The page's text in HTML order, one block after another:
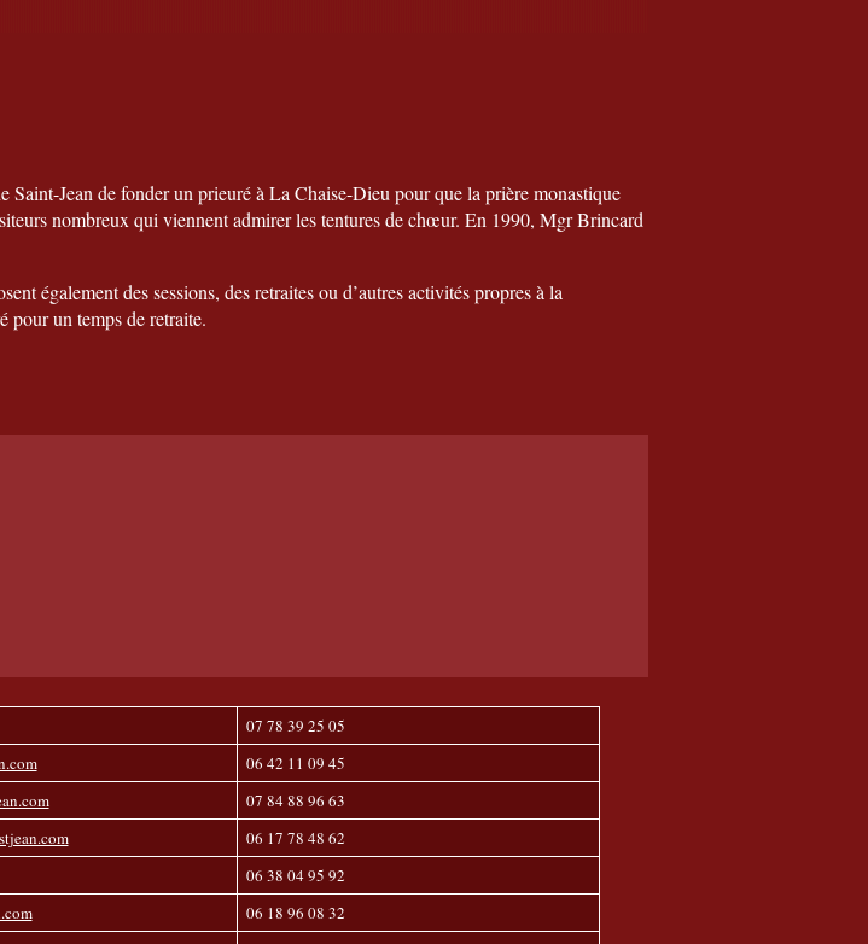
Jean de fonder un prieuré à La Chaise-Dieu pour que la prière monastique
nombreux qui viennent admirer les tentures de chœur. En 1990, Mgr Brincard
également des sessions, des retraites ou d’autres activités propres à la
pour un temps de retraite.
07 78 39 25 05
06 42 11 09 45
07 84 88 96 63
06 17 78 48 62
06 38 04 95 92
06 18 96 08 32